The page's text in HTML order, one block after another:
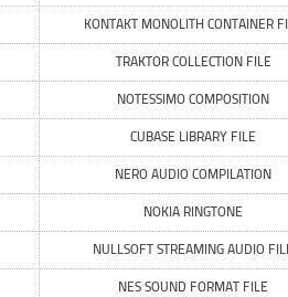
KONTAKT MONOLITH CONTAINER
TRAKTOR COLLECTION FILE
NOTESSIMO COMPOSITION
CUBASE LIBRARY FILE
NERO AUDIO COMPILATION
NOKIA RINGTONE
NULLSOFT STREAMING AUDIO
NES SOUND FORMAT FILE